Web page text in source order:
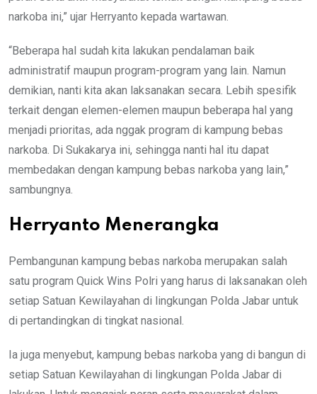
narkoba ini,” ujar Herryanto kepada wartawan.
“Beberapa hal sudah kita lakukan pendalaman baik
administratif maupun program-program yang lain. Namun
demikian, nanti kita akan laksanakan secara. Lebih spesifik
terkait dengan elemen-elemen maupun beberapa hal yang
menjadi prioritas, ada nggak program di kampung bebas
narkoba. Di Sukakarya ini, sehingga nanti hal itu dapat
membedakan dengan kampung bebas narkoba yang lain,”
sambungnya.
Herryanto Menerangka
Pembangunan kampung bebas narkoba merupakan salah
satu program Quick Wins Polri yang harus di laksanakan oleh
setiap Satuan Kewilayahan di lingkungan Polda Jabar untuk
di pertandingkan di tingkat nasional.
Ia juga menyebut, kampung bebas narkoba yang di bangun di
setiap Satuan Kewilayahan di lingkungan Polda Jabar di